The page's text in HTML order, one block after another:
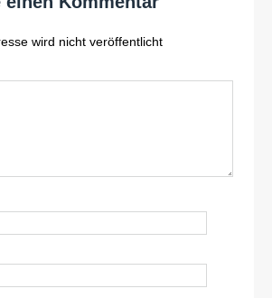
wird nicht veröffentlicht